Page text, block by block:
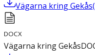
Vägarna kring Gekås(
DOCX
Vägarna kring Gekås